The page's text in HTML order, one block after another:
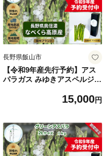
長野県飯山市
【令和9年産先行予約】アス
パラガス みゆきアスペルジュ
《出荷時期：2027年5月中旬
送 独自栽培 甘さ 高級 ギフト
(Ce-004)
15,000円